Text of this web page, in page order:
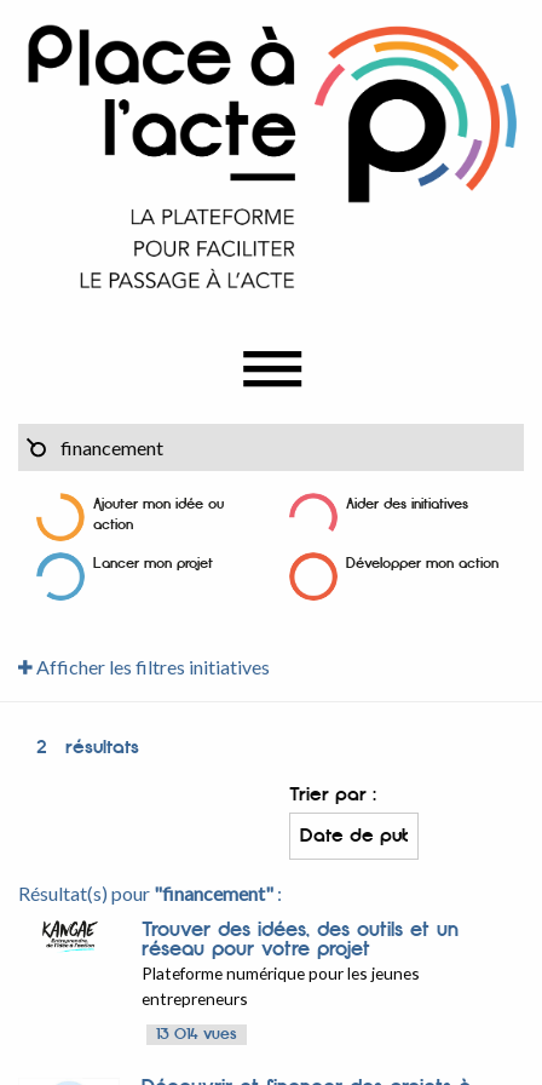
Ajouter mon idée ou
action
Aider des initiatives
Lancer mon projet Développer mon action
Afficher les filtres initiatives
2 résultats
Trier par :
Résultat(s) pour "financement" :
Trouver des idées, des outils et un
réseau pour votre projet
Plateforme numérique pour les jeunes
entrepreneurs
13 014 vues